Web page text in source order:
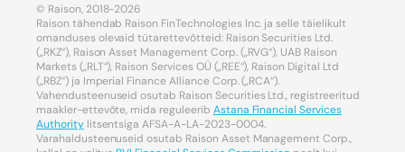
© Raison, 2018-2026
Raison tähendab Raison FinTechnologies Inc. ja selle täielikult
omanduses olevaid tütarettevõtteid: Raison Securities Ltd.
(„RKZ“), Raison Asset Management Corp. („RVG“), UAB Raison
Markets („RLT“), Raison Services OÜ („REE“), Raison Digital Ltd
(„RBZ“) ja Imperial Finance Alliance Corp. („RCA“).
Vahendusteenuseid osutab Raison Securities Ltd., registreeritud
maakler-ettevõte, mida reguleerib Astana Financial Services
Authoritylitsentsiga AFSA-A-LA-2023-0004.
Varahaldusteenuseid osutab Raison Asset Management Corp.,